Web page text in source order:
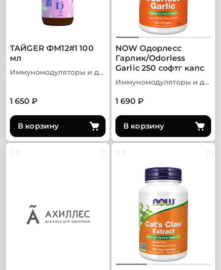
ТАЙGER ФМ12#1 100
мл
Иммуномодуляторы и добавки для иммунитета
1 650 ₽
В корзину
NOW Одорлесс
Гарлик/Odorless
Garlic 250 софтг капс
Иммуномодуляторы и добавки для иммунитета
1 690 ₽
В корзину
0 0